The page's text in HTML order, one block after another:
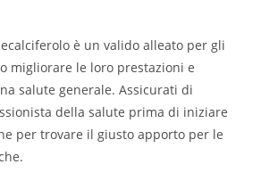
è un valido alleato per gli
migliorare le loro prestazioni e
salute generale. Assicurati di
della salute prima di iniziare
per trovare il giusto apporto per le